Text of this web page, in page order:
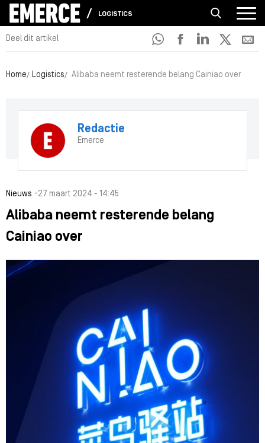
LOGISTICS
Deel dit artikel
Home Logistics Alibaba neemt resterende belang Cainiao over
Redactie
Emerce
Nieuws -27 maart 2024 - 14:45
Alibaba neemt resterende belang
Cainiao over